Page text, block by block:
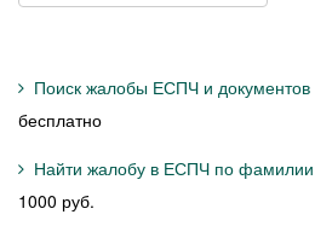
Поиск жалобы ЕСПЧ и
бесплатно
Найти жалобу в ЕСПЧ по фамилии
1000 руб.